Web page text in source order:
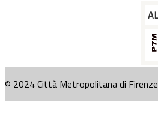
© 2024 Città Metropolitana di